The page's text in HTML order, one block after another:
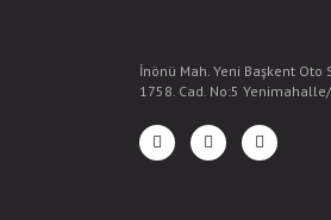
İnönü Mah. Yeni Başkent Oto
1758. Cad. No:5 Yenimahalle/